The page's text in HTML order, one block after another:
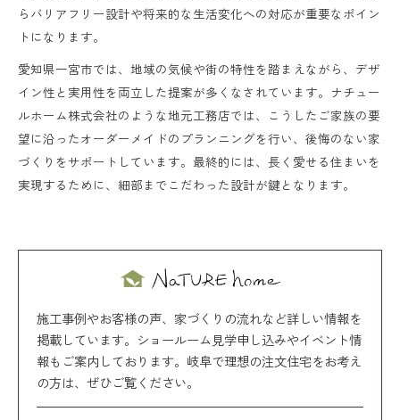
らバリアフリー設計や将来的な生活変化への対応が重要なポイン
トになります。
愛知県一宮市では、地域の気候や街の特性を踏まえながら、デザ
イン性と実用性を両立した提案が多くなされています。ナチュー
ルホーム株式会社のような地元工務店では、こうしたご家族の要
望に沿ったオーダーメイドのプランニングを行い、後悔のない家
づくりをサポートしています。最終的には、長く愛せる住まいを
実現するために、細部までこだわった設計が鍵となります。
施工事例やお客様の声、家づくりの流れなど詳しい情報を
掲載しています。ショールーム見学申し込みやイベント情
報もご案内しております。岐阜で理想の注文住宅をお考え
の方は、ぜひご覧ください。